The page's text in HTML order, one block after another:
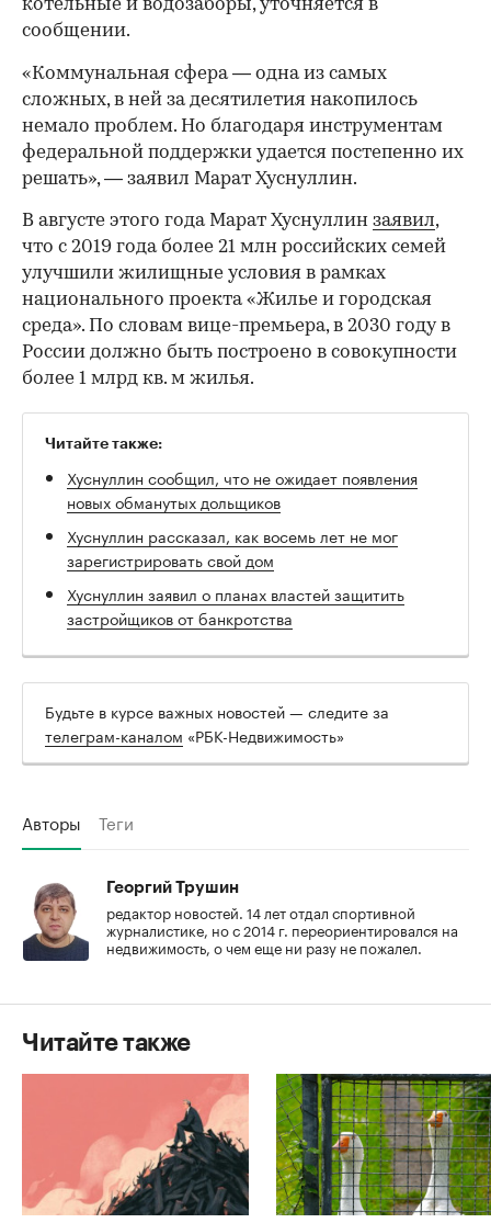
котельные и водозаборы, уточняется в
сообщении.
/
«Коммунальная сфера — одна из самых
сложных, в ней за десятилетия накопилось
немало проблем. Но благодаря инструментам
федеральной поддержки удается постепенно их
решать», — заявил Марат Хуснуллин.
В августе этого года Марат Хуснуллин заявил,
что с 2019 года более 21 млн российских семей
улучшили жилищные условия в рамках
национального проекта «Жилье и городская
среда». По словам вице-премьера, в 2030 году в
России должно быть построено в совокупности
более 1 млрд кв. м жилья.
Читайте также:
Хуснуллин сообщил, что не ожидает появления
новых обманутых дольщиков
Хуснуллин рассказал, как восемь лет не мог
зарегистрировать свой дом
Хуснуллин заявил о планах властей защитить
застройщиков от банкротства
Будьте в курсе важных новостей — следите за
телеграм-каналом «РБК-Недвижимость»
Авторы Теги
Георгий Трушин
редактор новостей. 14 лет отдал спортивной
журналистике, но с 2014 г. переориентировался на
недвижимость, о чем еще ни разу не пожалел.
Читайте также